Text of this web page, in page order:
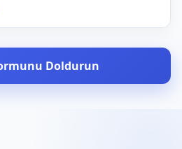
Doldurun